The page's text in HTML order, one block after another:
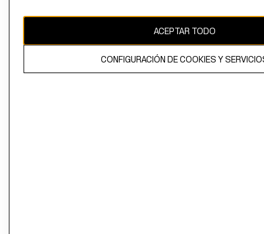
propiedad de H&M Hennes & Mauritz AB
ACEPTAR TODO
CONFIGURACIÓN DE COOKIES Y